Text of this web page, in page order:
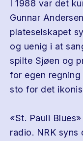
I 1988 var det
Gunnar
plateselskapet
og uenig i at
spilte Sjøen og
for egen
sto for det
«St. Pauli
radio. NRK